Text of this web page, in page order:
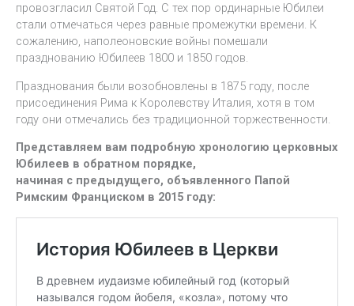
провозгласил Святой Год. С тех пор ординарные Юбилеи
стали отмечаться через равные промежутки времени. К
сожалению, наполеоновские войны помешали
празднованию Юбилеев 1800 и 1850 годов.
Празднования были возобновлены в 1875 году, после
присоединения Рима к Королевству Италия, хотя в том
году они отмечались без традиционной торжественности.
Представляем вам подробную хронологию церковных
Юбилеев в обратном порядке,
начиная с предыдущего, объявленного Папой
Римским Франциском в 2015 году: